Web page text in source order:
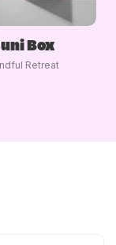
Box
Retreat